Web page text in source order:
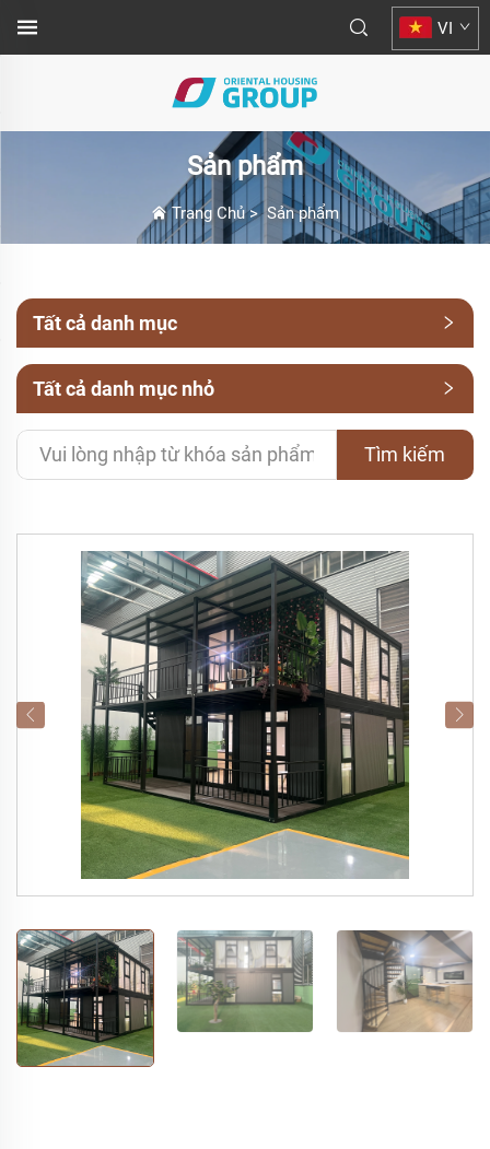
VI
Sản phẩm
Trang Chủ>Sản phẩm
Tất cả danh mục
Tất cả danh mục nhỏ
Tìm kiếm